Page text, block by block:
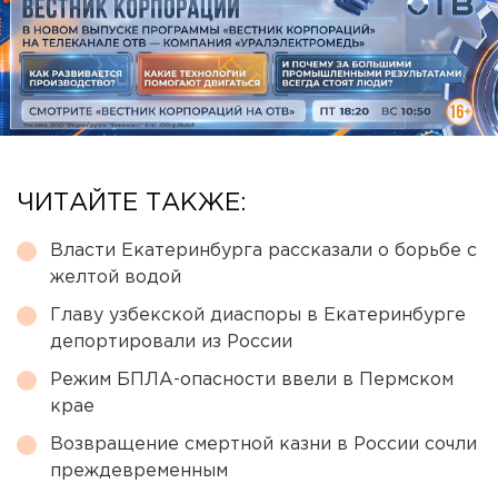
ЧИТАЙТЕ ТАКЖЕ:
Власти Екатеринбурга рассказали о борьбе с
желтой водой
Главу узбекской диаспоры в Екатеринбурге
депортировали из России
Режим БПЛА-опасности ввели в Пермском
крае
Возвращение смертной казни в России сочли
преждевременным